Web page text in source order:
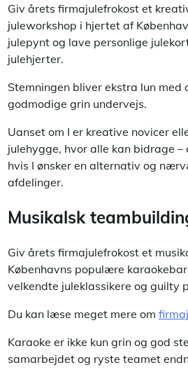
Giv årets firmajulefrokost et
juleworkshop i hjertet af
julepynt og lave personlige
julehjerter.
Stemningen bliver ekstra lun
godmodige grin undervejs.
Uanset om I er kreative novicer
julehygge, hvor alle kan bidrage
hvis I ønsker en alternativ og
afdelinger.
Musikalsk
Giv årets firmajulefrokost et
Københavns populære
velkendte juleklassikere og guilty
Du kan læse meget mere om
Karaoke er ikke kun grin og god
samarbejdet og ryste teamet